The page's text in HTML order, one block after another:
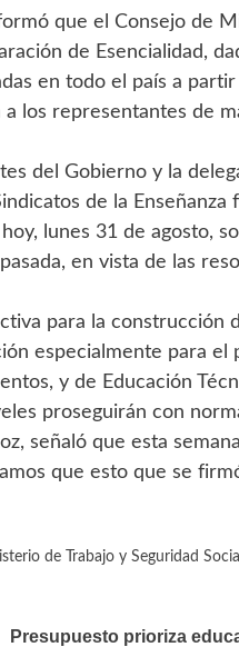
que el Consejo de
de Esencialidad,
en todo el país a
los representantes de
del Gobierno y la
de la
lunes 31 de agosto,
en vista de las
para la construcción
especialmente para el
y de Educación
proseguirán con
señaló que esta
que esto que se
de Trabajo y Seguridad Social
Presupuesto prioriza